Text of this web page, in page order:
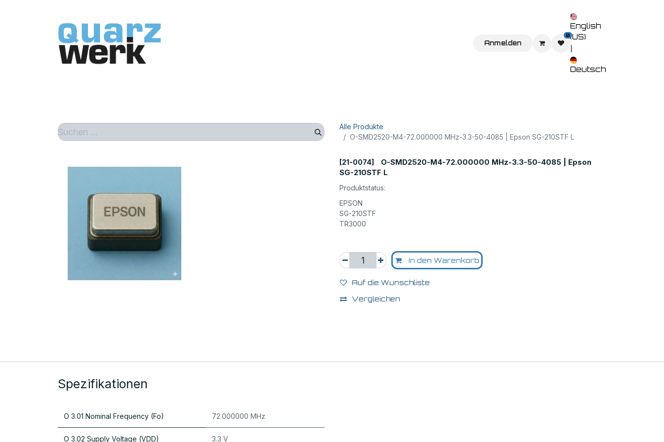
Home Shop Veranstaltungen
Anmelden
0
English
(US)
Deutsch
Alle Produkte
O-SMD2520-M4-72.000000 MHz-3.3-50-4085 | Epson SG-210STF L
[21-0074]
O-SMD2520-M4-72.000000 MHz-3.3-50-4085 | Epson
SG-210STF L
Produktstatus:
EPSON
SG-210STF
TR3000
In den Warenkorb
Auf die Wunschliste
Vergleichen
Spezifikationen
O 3.01 Nominal Frequency (Fo) 72.000000 MHz
O 3.02 Supply Voltage (VDD) 3.3 V